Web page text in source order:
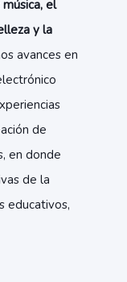
el
y la
avances en
de
en donde
de la
educativos,